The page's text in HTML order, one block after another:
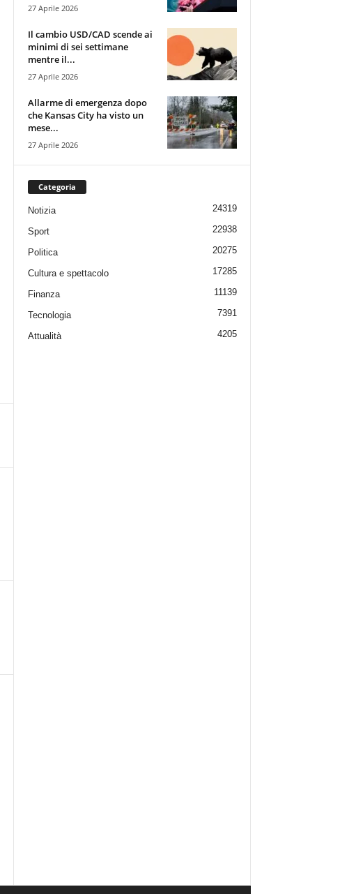
27 Aprile 2026
Il cambio USD/CAD scende ai
minimi di sei settimane
mentre il...
27 Aprile 2026
Allarme di emergenza dopo
che Kansas City ha visto un
mese...
27 Aprile 2026
Categoria
Notizia 24319
Sport 22938
Politica 20275
Cultura e spettacolo 17285
Finanza 11139
Tecnologia 7391
Attualità 4205